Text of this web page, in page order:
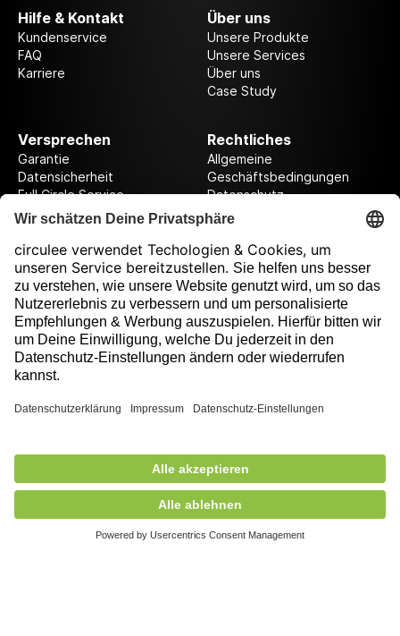
5,90 €
In den Korb
Hilfe & Kontakt
Kundenservice
FAQ
Karriere
Über uns
Unsere Produkte
Unsere Services
Über uns
Case Study
Versprechen
Garantie
Datensicherheit
Full Circle Service
Rechtliches
Allgemeine
Geschäftsbedingungen
Datenschutz
Datenschutzeinstellungen
Folge uns auf unserer Reise!
Ausgezeichnet durch